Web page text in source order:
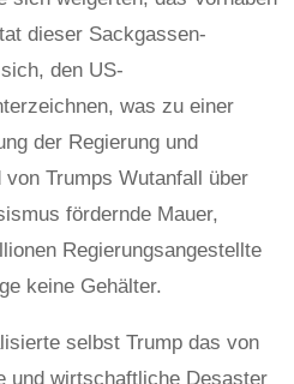
dieser Sackgassen-
den US-
was zu einer
der Regierung und
Trumps Wutanfall über
fördernde Mauer,
Regierungsangestellte
keine Gehälter.
selbst Trump das von
und wirtschaftliche Desaster